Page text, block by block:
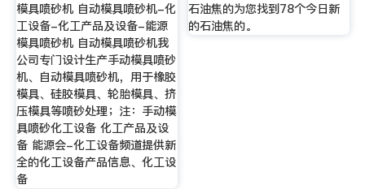
模具喷砂机 自动模具喷砂机-化
工设备-化工产品及设备-能源
模具喷砂机 自动模具喷砂机我
公司专门设计生产手动模具喷砂
机、自动模具喷砂机，用于橡胶
模具、硅胶模具、轮胎模具、挤
压模具等喷砂处理；注：手动模
具喷砂化工设备 化工产品及设
备 能源会-化工设备频道提供新
全的化工设备产品信息、化工设
备
石油焦的为您找到78个今日新
的石油焦的。